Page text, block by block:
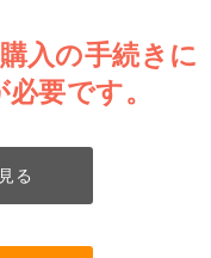
入の手続きに
要です。
る